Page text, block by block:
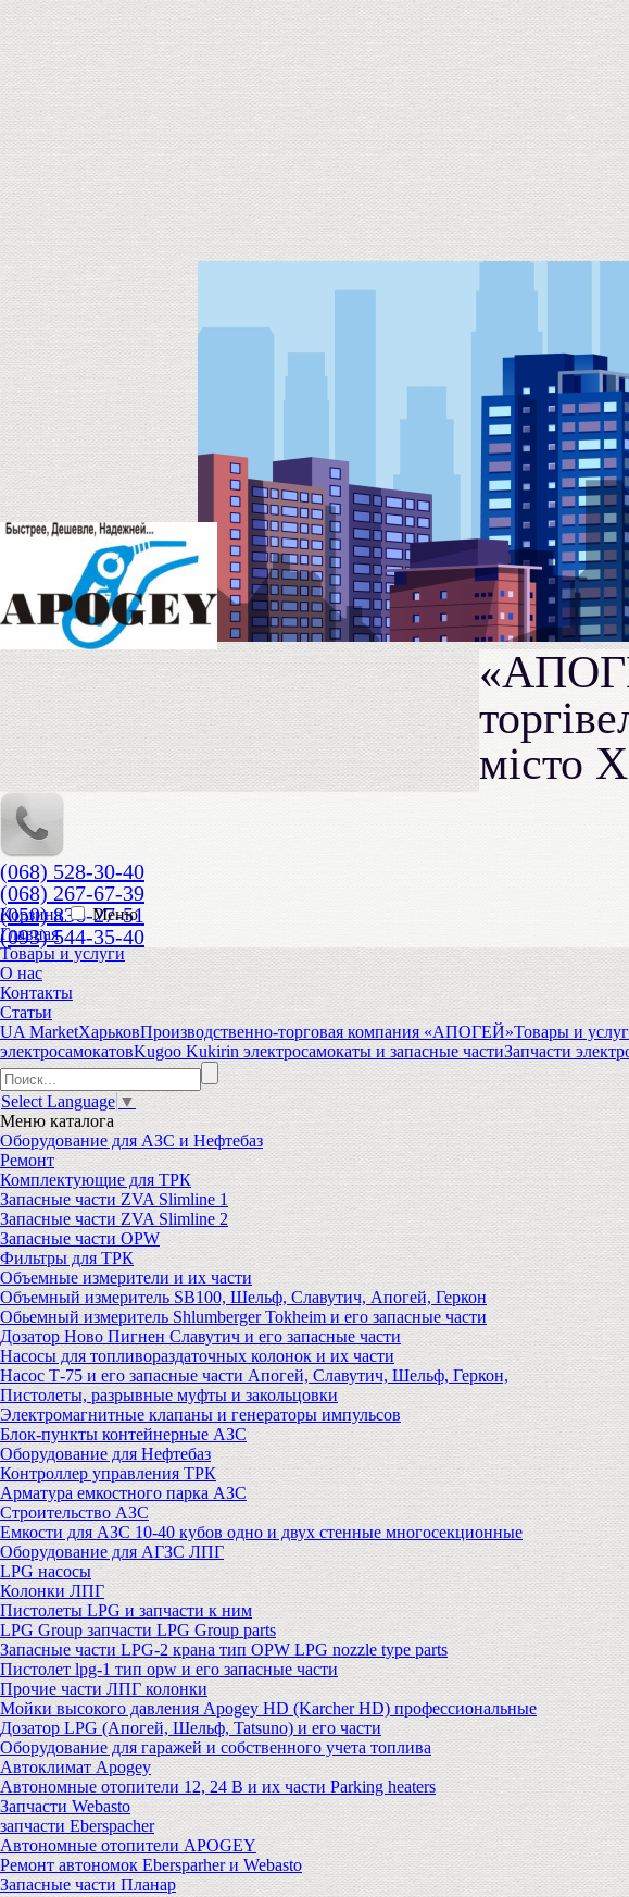
місто
(068) 528-30-40
(068) 267-67-39
(050) 836-27-51
(093) 544-35-40
Корзина
Меню
Главная
Товары и услуги
О нас
Контакты
Статьи
UA MarketХарьковПроизводственно-торговая компания «АПОГЕЙ»Товары и
электросамокатовKugoo Kukirin электросамокаты и запасные частиЗапчасти
Select Language ▼
Меню каталога
Оборудование для АЗС и Нефтебаз
Ремонт
Комплектующие для ТРК
Запасные части ZVA Slimline 1
Запасные части ZVA Slimline 2
Запасные части OPW
Фильтры для ТРК
Объемные измерители и их части
Объемный измеритель SB100, Шельф, Славутич, Апогей, Геркон
Обьемный измеритель Shlumberger Tokheim и его запасные части
Дозатор Ново Пигнен Славутич и его запасные части
Насосы для топливораздаточных колонок и их части
Насос Т-75 и его запасные части Апогей, Славутич, Шельф, Геркон,
Пистолеты, разрывные муфты и закольцовки
Электромагнитные клапаны и генераторы импульсов
Блок-пункты контейнерные АЗС
Оборудование для Нефтебаз
Контроллер управления ТРК
Арматура емкостного парка АЗС
Строительство АЗС
Емкости для АЗС 10-40 кубов одно и двух стенные многосекционные
Оборудование для АГЗС ЛПГ
LPG насосы
Колонки ЛПГ
Пистолеты LPG и запчасти к ним
LPG Group запчасти LPG Group parts
Запасные части LPG-2 крана тип OPW LPG nozzle type parts
Пистолет lpg-1 тип opw и его запасные части
Прочие части ЛПГ колонки
Мойки высокого давления Apogey HD (Karcher HD) профессиональные
Дозатор LPG (Апогей, Шельф, Tatsuno) и его части
Оборудование для гаражей и собственного учета топлива
Автоклимат Apogey
Автономные отопители 12, 24 В и их части Parking heaters
Запчасти Webasto
запчасти Eberspacher
Автономные отопители APOGEY
Ремонт автономок Ebersparher и Webasto
Запасные части Планар